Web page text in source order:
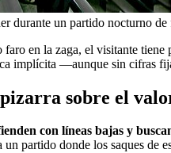
durante un partido nocturno
en la zaga, el visitante tiene
implícita —aunque sin cifras
sobre el
con líneas bajas y
partido donde los saques de